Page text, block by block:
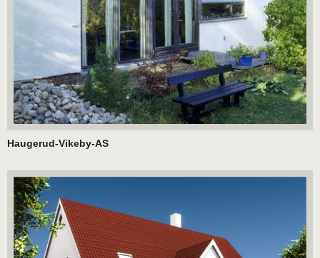
Haugerud-Vikeby-AS